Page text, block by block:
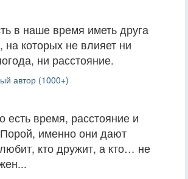
в наше время иметь друга
на которых не влияет ни
ни расстояние.
автор (1000+)
есть время, расстояние и
Порой, именно они дают
кто дружит, а кто… не